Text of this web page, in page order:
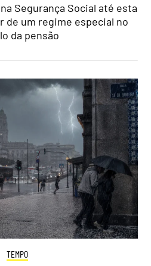
Segurança Social até esta
de um regime especial no
da pensão
TEMPO